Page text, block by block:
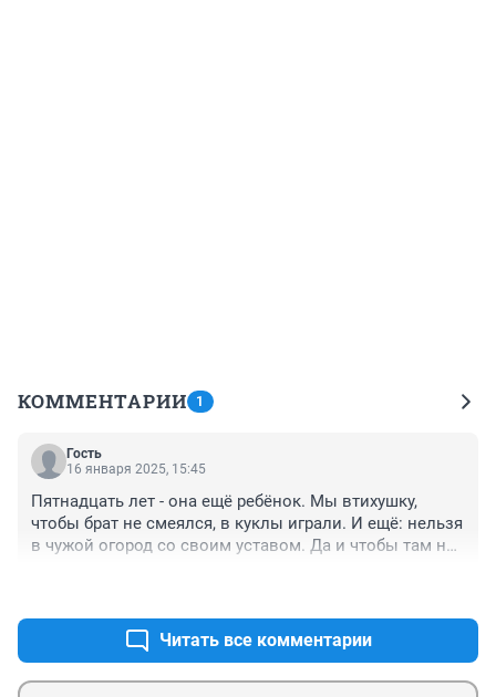
КОММЕНТАРИИ 1
Гость
16 января 2025, 15:45
Пятнадцать лет - она ещё ребёнок. Мы втихушку,
чтобы брат не смеялся, в куклы играли. И ещё: нельзя
в чужой огород со своим уставом. Да и чтобы там не
времени и разведется с ним.Читать все комментарии